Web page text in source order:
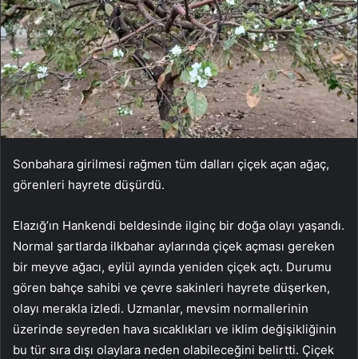
Sonbahara girilmesi rağmen tüm dalları çiçek açan ağaç,
görenleri hayrete düşürdü.
Elazığ’ın Hankendi beldesinde ilginç bir doğa olayı yaşandı.
Normal şartlarda ilkbahar aylarında çiçek açması gereken
bir meyve ağacı, eylül ayında yeniden çiçek açtı. Durumu
gören bahçe sahibi ve çevre sakinleri hayrete düşerken,
olayı merakla izledi. Uzmanlar, mevsim normallerinin
üzerinde seyreden hava sıcaklıkları ve iklim değişikliğinin
bu tür sıra dışı olaylara neden olabileceğini belirtti. Çiçek